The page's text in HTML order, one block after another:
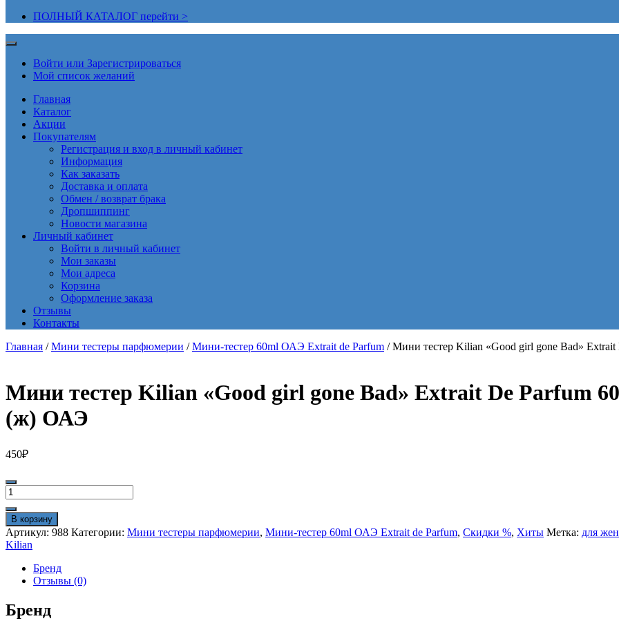
ПОЛНЫЙ КАТАЛОГ перейти >
Войти или Зарегистрироваться
Мой список желаний
Главная
Каталог
Акции
Покупателям
Регистрация и вход в личный кабинет
Информация
Как заказать
Доставка и оплата
Обмен / возврат брака
Дропшиппинг
Новости магазина
Личный кабинет
Войти в личный кабинет
Мои заказы
Мои адреса
Корзина
Оформление заказа
Отзывы
Контакты
Главная /Мини тестеры парфюмерии /Мини-тестер 60ml ОАЭ Extrait de Parfum / Мини тестер Kilian «Good girl gone Bad»
Мини тестер Kilian «Good girl gone Bad» Extrait De Parfum
(ж) ОАЭ
450₽
Количество
товара
Мини
тестер
Kilian
"Good
gone
Extrait
De
В корзину
Артикул: 988 Категории: Мини тестеры парфюмерии, Мини-тестер 60ml ОАЭ Extrait de Parfum, Скидки %, Хиты Метка: для
Kilian
Бренд
Отзывы (0)
Бренд